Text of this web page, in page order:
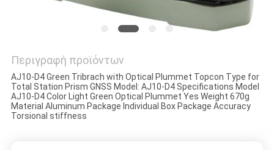
Περιγραφή προϊόντων
AJ10-D4 Green Tribrach with Optical Plummet Topcon Type for
Total Station Prism GNSS Model: AJ10-D4 Specifications Model
AJ10-D4 Color Light Green Optical Plummet Yes Weight 670g
Material Aluminum Package Individual Box Package Accuracy
Torsional stiffness